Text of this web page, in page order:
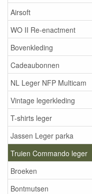
Airsoft
WO II Re-enactment
Bovenkleding
Cadeaubonnen
NL Leger NFP Multicam
Vintage legerkleding
T-shirts leger
Jassen Leger parka
Truien Commando leger
Broeken
Bontmutsen